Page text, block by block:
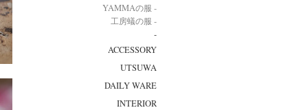
YAMMAの服 -
工房蟻の服 -
-
ACCESSORY
UTSUWA
DAILY WARE
INTERIOR